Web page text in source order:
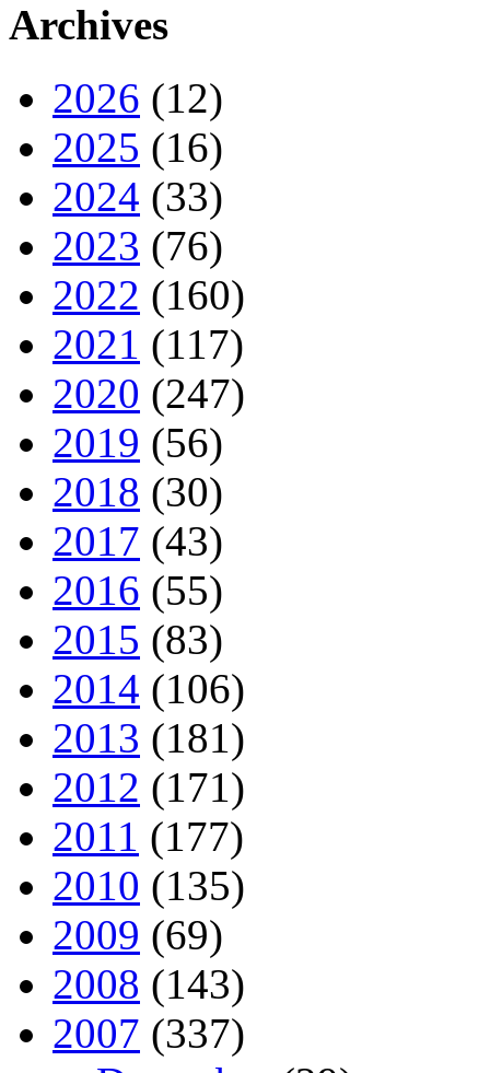
Archives
2026 (12)
2025 (16)
2024 (33)
2023 (76)
2022 (160)
2021 (117)
2020 (247)
2019 (56)
2018 (30)
2017 (43)
2016 (55)
2015 (83)
2014 (106)
2013 (181)
2012 (171)
2011 (177)
2010 (135)
2009 (69)
2008 (143)
2007 (337)